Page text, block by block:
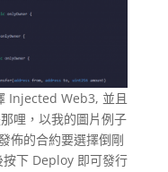
Injected Web3, 並且
哩，以我的圖片例子
佈的合約要選擇倒剛
下 Deploy 即可發行